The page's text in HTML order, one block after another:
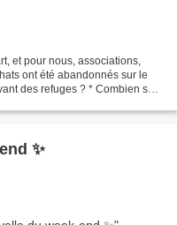
et pour nous, associations,
ont été abandonnés sur le
des refuges ? * Combien se
✨